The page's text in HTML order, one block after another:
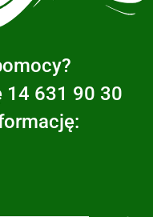
14 631 90 30